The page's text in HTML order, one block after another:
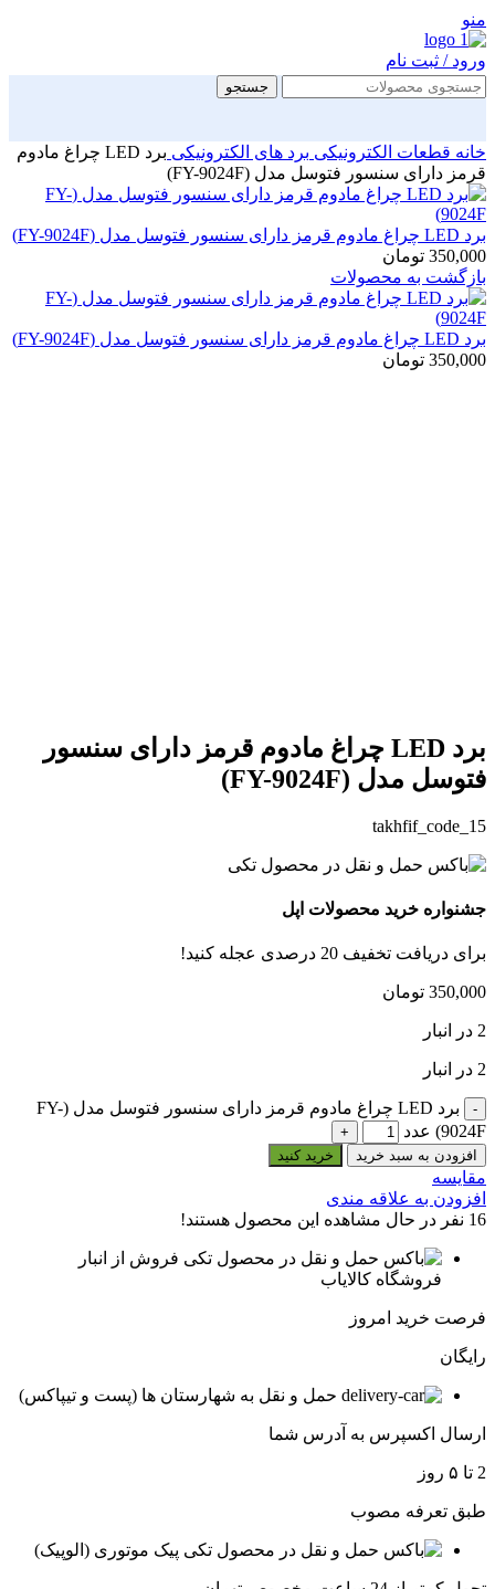
منو
ورود / ثبت نام
جستجو
خانه قطعات الکترونیکی برد های الکترونیکی
برد LED چراغ مادوم
قرمز دارای سنسور فتوسل مدل (FY-9024F)
برد LED چراغ مادوم قرمز دارای سنسور فتوسل مدل (FY-9024F)
350,000 تومان
بازگشت به محصولات
برد LED چراغ مادوم قرمز دارای سنسور فتوسل مدل (FY-9024F)
350,000 تومان
برد LED چراغ مادوم قرمز دارای سنسور
فتوسل مدل (FY-9024F)
takhfif_code_15
جشنواره خرید محصولات اپل
برای دریافت تخفیف 20 درصدی عجله کنید!
350,000 تومان
2 در انبار
2 در انبار
برد LED چراغ مادوم قرمز دارای سنسور فتوسل مدل (FY-
9024F) عدد
افزودن به سبد خرید خرید کنید
مقایسه
افزودن به علاقه مندی
16 نفر در حال مشاهده این محصول هستند!
فروش از انبار
فروشگاه کالایاب
فرصت خرید امروز
رایگان
حمل و نقل به شهارستان ها (پست و تیپاکس)
ارسال اکسپرس به آدرس شما
2 تا ۵ روز
طبق تعرفه مصوب
پیک موتوری (الوپیک)